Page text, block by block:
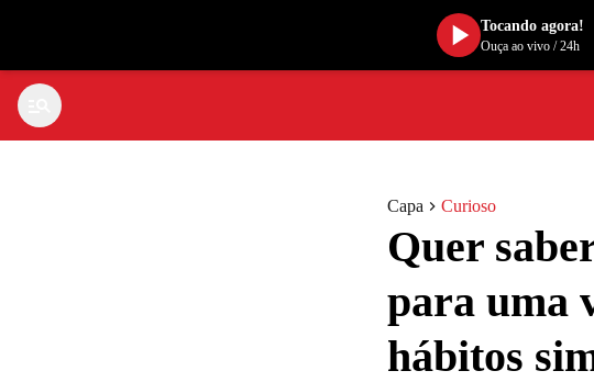
Capa Curioso
Quer
para uma
hábitos
Tocando agora!
Ouça ao vivo/24h